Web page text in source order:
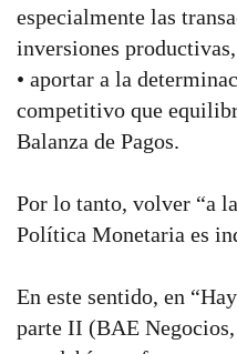
especialmente las
inversiones
• aportar a la
competitivo que
Balanza de Pagos.
Por lo tanto, volver “a
Política Monetaria es
En este sentido, en
parte II (BAE